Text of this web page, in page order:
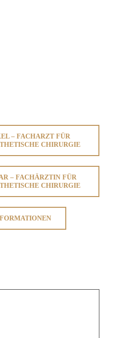
– FACHARZT FÜR
CHIRURGIE
– FACHÄRZTIN FÜR
CHIRURGIE